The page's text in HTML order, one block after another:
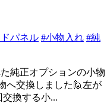
パネル #小物入れ #純
純正オプションの小物
へ交換しました🙋左が
換する小...